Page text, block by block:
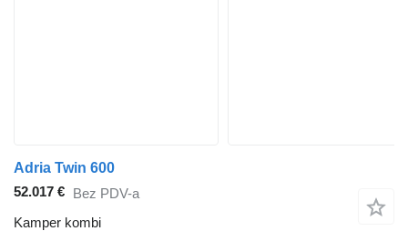
Adria Twin 600
52.017 € Bez PDV-a
Kamper kombi